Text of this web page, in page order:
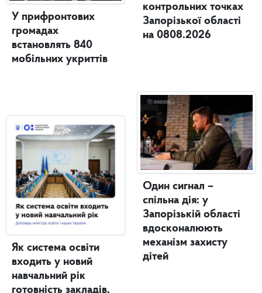
У прифронтових
громадах
встановлять 840
мобільних укриттів
Як система освіти
входить у новий
навчальний рік
готовність закладів,
контрольних точках
Запорізької області
на 0808.2026
Один сигнал –
спільна дія: у
Запорізькій області
вдосконалюють
механізм захисту
дітей